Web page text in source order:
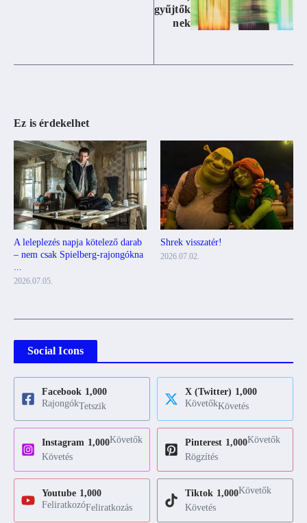
gyűjtők
nek
Ez is érdekelhet
A leleplezés napja kötelező darab
– nem csak Spielberg-rajongókna
2026.07.05.
Shrek visszatér!
2026.07.02.
Social Icons
Facebook 1,000
RajongókTetszik
X (Twitter) 1,000
KövetőkKövetés
Instagram 1,000Követők
Követés
Pinterest 1,000Követők
Rögzítés
Youtube 1,000
FeliratkozóFeliratkozás
Tiktok 1,000Követők
Követés